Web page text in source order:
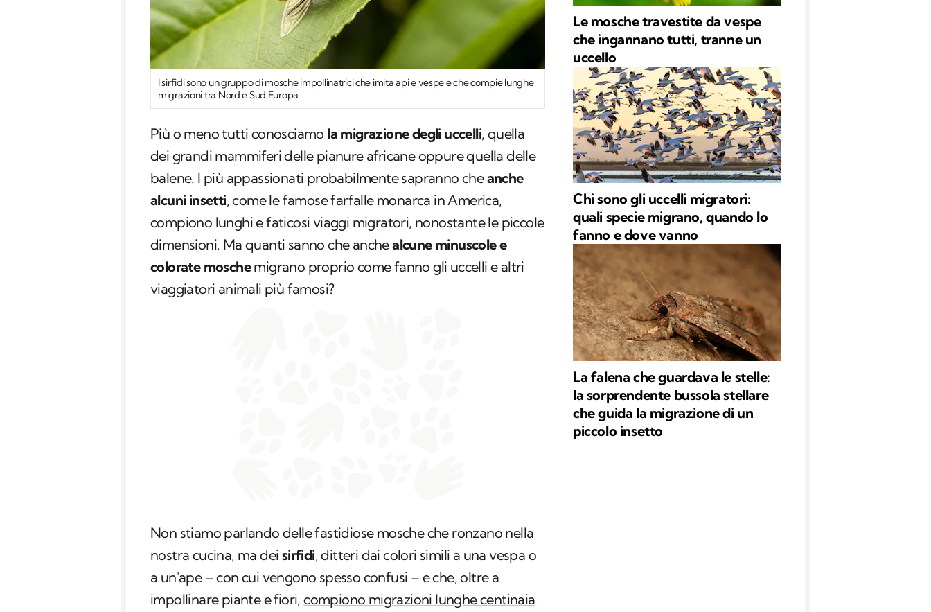
I sirfidi sono un gruppo di mosche impollinatrici che imita api e vespe e che compie lunghe
migrazioni tra Nord e Sud Europa
Più o meno tutti conosciamo la migrazione degli uccelli, quella
dei grandi mammiferi delle pianure africane oppure quella delle
balene. I più appassionati probabilmente sapranno cheanche
alcuni insetti, come le famose farfalle monarca in America,
compiono lunghi e faticosi viaggi migratori, nonostante le piccole
dimensioni. Ma quanti sanno che anchealcune minuscole e
colorate moschemigrano proprio come fanno gli uccelli e altri
viaggiatori animali più famosi?
Non stiamo parlando delle fastidiose mosche che ronzano nella
nostra cucina, ma dei sirfidi, ditteri dai colori simili a una vespa o
a un'ape – con cui vengono spesso confusi – e che, oltre a
impollinare piante e fiori,compiono migrazioni lunghe centinaia
Le mosche travestite da vespe
che ingannano tutti, tranne un
uccello
Chi sono gli uccelli migratori:
quali specie migrano, quando lo
fanno e dove vanno
La falena che guardava le stelle:
la sorprendente bussola stellare
che guida la migrazione di un
piccolo insetto